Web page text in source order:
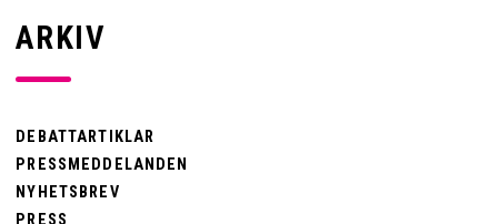
ARKIV
DEBATTARTIKLAR
PRESSMEDDELANDEN
NYHETSBREV
PRESS